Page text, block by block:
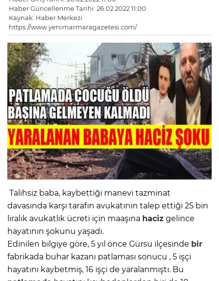
Haber Güncellenme Tarihi: 26.02.2022 11:00
Kaynak: Haber Merkezi
https://www.yenimarmaragazetesi.com/
Talihsiz baba, kaybettiği manevi tazminat
davasında karşı tarafın avukatının talep ettiği 25 bin
liralık avukatlık ücreti için maaşına haciz gelince
hayatının şokunu yaşadı.
Edinilen bilgiye göre, 5 yıl önce Gürsu ilçesinde bir
fabrikada buhar kazanı patlaması sonucu , 5 işçi
hayatını kaybetmiş, 16 işçi de yaralanmıştı. Bu